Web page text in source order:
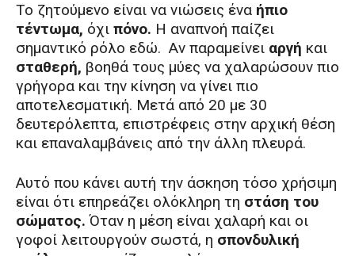
Το ζητούμενο είναι να νιώσεις ένα ήπιο
τέντωμα, όχι πόνο. Η αναπνοή παίζει
σημαντικό ρόλο εδώ. Αν παραμείνει αργή και
σταθερή, βοηθά τους μύες να χαλαρώσουν πιο
γρήγορα και την κίνηση να γίνει πιο
αποτελεσματική. Μετά από 20 με 30
δευτερόλεπτα, επιστρέφεις στην αρχική θέση
και επαναλαμβάνεις από την άλλη πλευρά.
Αυτό που κάνει αυτή την άσκηση τόσο χρήσιμη
είναι ότι επηρεάζει ολόκληρη τη στάση του
σώματος. Όταν η μέση είναι χαλαρή και οι
γοφοί λειτουργούν σωστά, η σπονδυλική